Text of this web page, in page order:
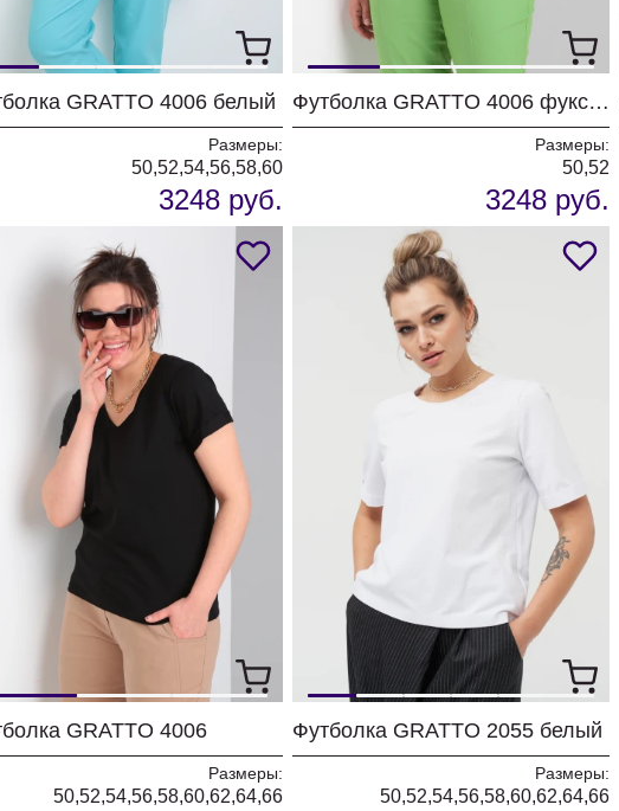
GRATTO 4006 белый
Размеры:
50,52,54,56,58,60
3248 руб.
Футболка GRATTO 4006 фуксия
Размеры:
50,52
3248 руб.
GRATTO 4006
Размеры:
50,52,54,56,58,60,62,64,66
Футболка GRATTO 2055 белый
Размеры:
50,52,54,56,58,60,62,64,66